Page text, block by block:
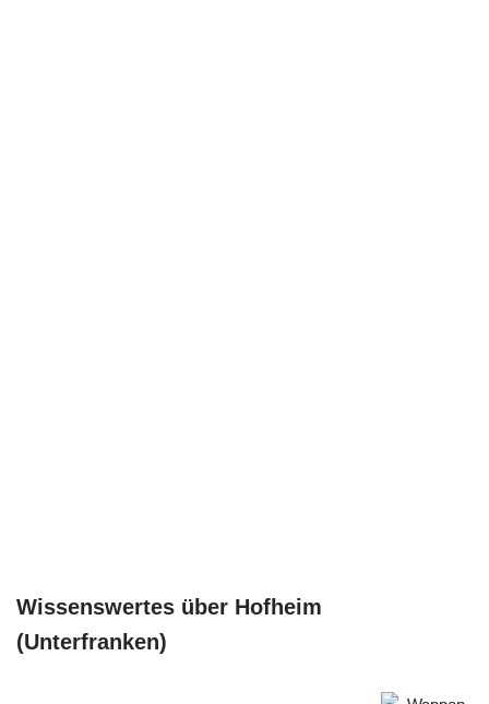
Wissenswertes über Hofheim
(Unterfranken)